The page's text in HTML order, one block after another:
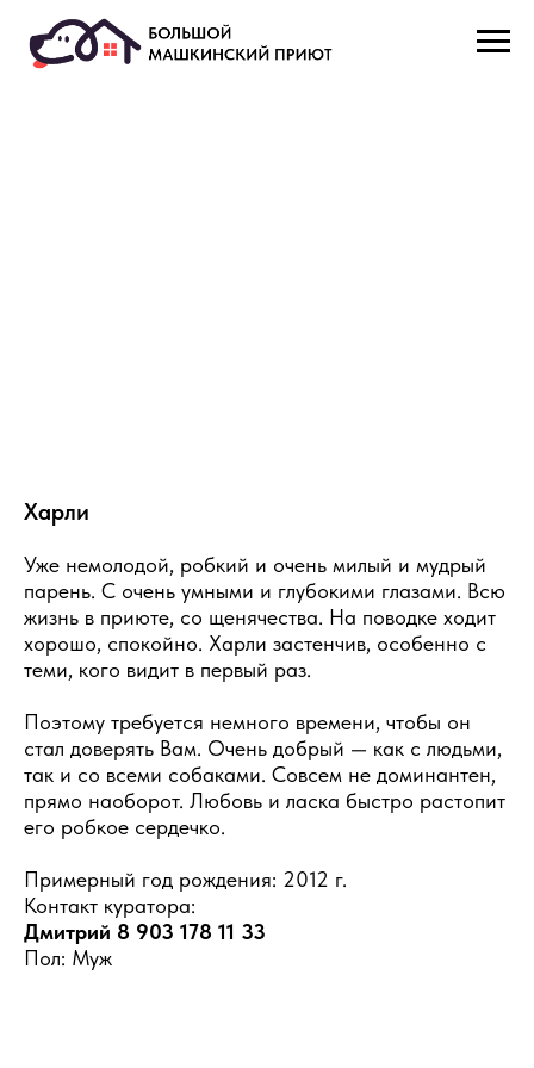
Харли
Уже немолодой, робкий и очень милый и мудрый
парень. С очень умными и глубокими глазами. Всю
жизнь в приюте, со щенячества. На поводке ходит
хорошо, спокойно. Харли застенчив, особенно с
теми, кого видит в первый раз.
Поэтому требуется немного времени, чтобы он
стал доверять Вам. Очень добрый — как с людьми,
так и со всеми собаками. Совсем не доминантен,
прямо наоборот. Любовь и ласка быстро растопит
его робкое сердечко.
Примерный год рождения: 2012 г.
Контакт куратора:
Дмитрий 8 903 178 11 33
Пол: Муж